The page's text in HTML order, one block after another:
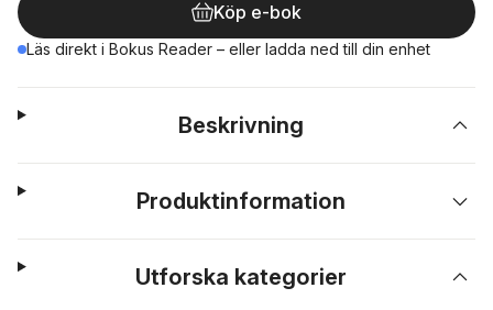
Köp e-bok
Läs direkt i Bokus Reader – eller ladda ned till din enhet
Beskrivning
Produktinformation
Utforska kategorier